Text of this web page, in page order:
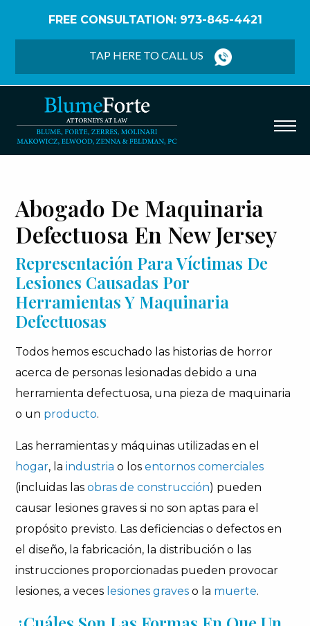
FREE CONSULTATION: 973-845-4421
TAP HERE TO CALL US
Abogado De Maquinaria
Defectuosa En New Jersey
Representación Para Víctimas De
Lesiones Causadas Por
Herramientas Y Maquinaria
Defectuosas
Todos hemos escuchado las historias de horror
acerca de personas lesionadas debido a una
herramienta defectuosa, una pieza de maquinaria
o un producto.
Las herramientas y máquinas utilizadas en el
hogar, laindustria o losentornos comerciales
(incluidas lasobras de construcción) pueden
causar lesiones graves si no son aptas para el
propósito previsto. Las deficiencias o defectos en
el diseño, la fabricación, la distribución o las
instrucciones proporcionadas pueden provocar
lesiones, a veces lesiones graves o la muerte.